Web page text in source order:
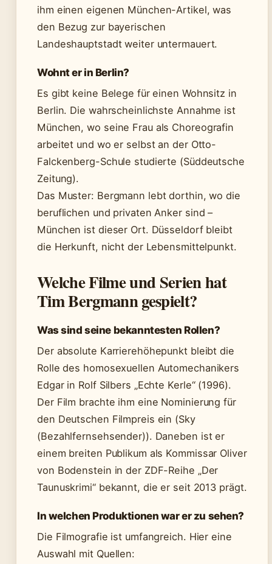
ihm einen eigenen München-Artikel, was
den Bezug zur bayerischen
Landeshauptstadt weiter untermauert.
Wohnt er in Berlin?
Es gibt keine Belege für einen Wohnsitz in
Berlin. Die wahrscheinlichste Annahme ist
München, wo seine Frau als Choreografin
arbeitet und wo er selbst an der Otto-
Falckenberg-Schule studierte (Süddeutsche
Zeitung).
Das Muster: Bergmann lebt dorthin, wo die
beruflichen und privaten Anker sind –
München ist dieser Ort. Düsseldorf bleibt
die Herkunft, nicht der Lebensmittelpunkt.
Welche Filme und Serien hat
Tim Bergmann gespielt?
Was sind seine bekanntesten Rollen?
Der absolute Karrierehöhepunkt bleibt die
Rolle des homosexuellen Automechanikers
Edgar in Rolf Silbers „Echte Kerle“ (1996).
Der Film brachte ihm eine Nominierung für
den Deutschen Filmpreis ein (Sky
(Bezahlfernsehsender)). Daneben ist er
einem breiten Publikum als Kommissar Oliver
von Bodenstein in der ZDF-Reihe „Der
Taunuskrimi“ bekannt, die er seit 2013 prägt.
In welchen Produktionen war er zu sehen?
Die Filmografie ist umfangreich. Hier eine
Auswahl mit Quellen: